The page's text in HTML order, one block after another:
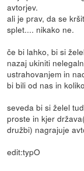
avtorjev.
ali je prav, da se
splet.... nikako ne.
če bi lahko, bi si
nazaj ukiniti
ustrahovanjem in
bi bili od nas in
seveda bi si želel
proste in kjer
družbi) nagrajuje
edit:typO